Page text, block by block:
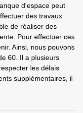
d'espace peut
des travaux
de réaliser des
Pour effectuer ces
Ainsi, nous pouvons
60. Il a plusieurs
les délais
supplémentaires, il